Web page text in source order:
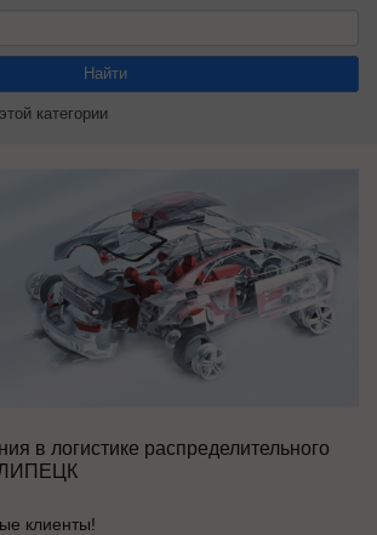
Найти
категории
в логистике распределительного
ЛИПЕЦК
клиенты!